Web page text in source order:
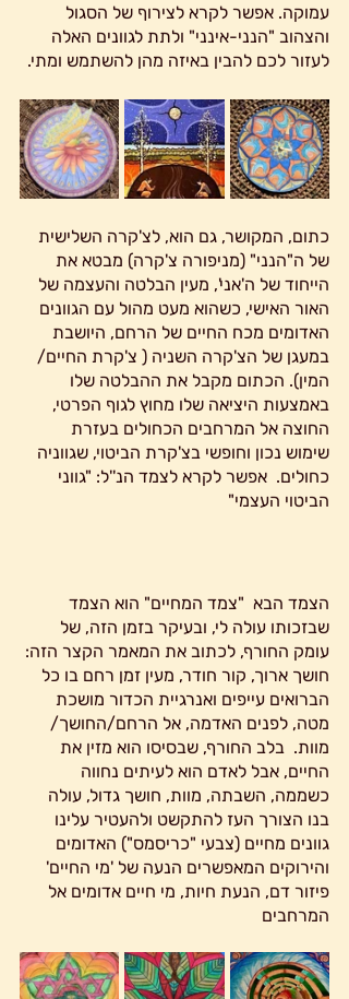
עמוקה. אפשר לקרא לצירוף של הסגול
והצהוב "הנני-אינני" ולתת לגוונים האלה
לעזור לכם להבין באיזה מהן להשתמש ומתי.
כתום, המקושר, גם הוא, לצ'קרה השלישית
של ה"הנני" (מניפורה צ'קרה) מבטא את
הייחוד של ה'אני', מעין הבלטה והעצמה של
האור האישי, כשהוא מעט מהול עם הגוונים
האדומים מכח החיים של הרחם, היושבת
במעגן של הצ'קרה השניה ( צ'קרת החיים/
המין). הכתום מקבל את ההבלטה שלו
באמצעות היציאה שלו מחוץ לגוף הפרטי,
החוצה אל המרחבים הכחולים בעזרת
שימוש נכון וחופשי בצ'קרת הביטוי, שגווניה
כחולים.  אפשר לקרא לצמד הנ''ל: "גווני
הביטוי העצמי"
הצמד הבא  "צמד המחיים" הוא הצמד
שבזכותו עולה לי, ובעיקר בזמן הזה, של
עומק החורף, לכתוב את המאמר הקצר הזה:
חושך ארוך, קור חודר, מעין זמן רחם בו כל
הברואים עייפים ואנרגיית הכדור מושכת
מטה, לפנים האדמה, אל הרחם/החושך/
מוות.  בלב החורף, שבסיסו הוא מזין את
החיים, אבל לאדם הוא לעיתים נחווה
כשממה, השבתה, מוות, חושך גדול, עולה
בנו הצורך העז להתקשט ולהעטיר עלינו
גוונים מחיים (צבעי "כריסמס") האדומים
והירוקים המאפשרים הנעה של 'מי החיים'
פיזור דם, הנעת חיות, מי חיים אדומים אל
המרחבים